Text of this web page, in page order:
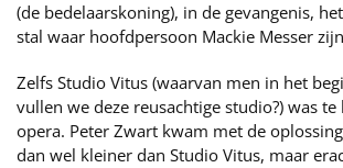
(de bedelaarskoning), in de gevangenis,
stal waar hoofdpersoon Mackie Messer
Zelfs Studio Vitus (waarvan men in het
vullen we deze reusachtige studio?) was
opera. Peter Zwart kwam met de
dan wel kleiner dan Studio Vitus, maar